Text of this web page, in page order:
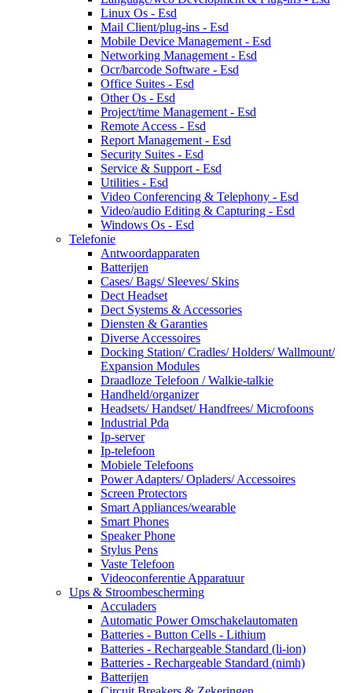
Linux Os - Esd
Mail Client/plug-ins - Esd
Mobile Device Management - Esd
Networking Management - Esd
Ocr/barcode Software - Esd
Office Suites - Esd
Other Os - Esd
Project/time Management - Esd
Remote Access - Esd
Report Management - Esd
Security Suites - Esd
Service & Support - Esd
Utilities - Esd
Video Conferencing & Telephony - Esd
Video/audio Editing & Capturing - Esd
Windows Os - Esd
Telefonie
Antwoordapparaten
Batterijen
Cases/ Bags/ Sleeves/ Skins
Dect Headset
Dect Systems & Accessories
Diensten & Garanties
Diverse Accessoires
Docking Station/ Cradles/ Holders/ Wallmount/
Expansion Modules
Draadloze Telefoon / Walkie-talkie
Handheld/organizer
Headsets/ Handset/ Handfrees/ Microfoons
Industrial Pda
Ip-server
Ip-telefoon
Mobiele Telefoons
Power Adapters/ Opladers/ Accessoires
Screen Protectors
Smart Appliances/wearable
Smart Phones
Speaker Phone
Stylus Pens
Vaste Telefoon
Videoconferentie Apparatuur
Ups & Stroombescherming
Acculaders
Automatic Power Omschakelautomaten
Batteries - Button Cells - Lithium
Batteries - Rechargeable Standard (li-ion)
Batteries - Rechargeable Standard (nimh)
Batterijen